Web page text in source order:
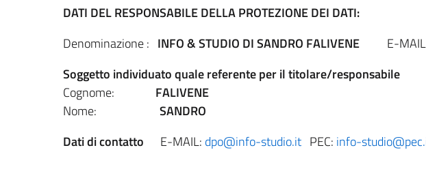
DATI DEL RESPONSABILE DELLA PROTEZIONE DEI DATI:
Denominazione : INFO & STUDIO DI SANDRO FALIVENE E-
Soggetto individuato quale referente per il titolare/responsabile
Cognome: FALIVENE
Nome:
SANDRO
Dati di contatto E-MAIL: dpo@info-studio.it PEC: info-